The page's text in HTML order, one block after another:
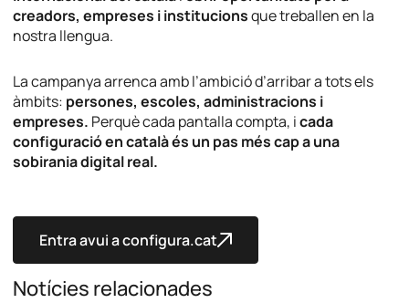
creadors, empreses i institucionsque treballen en la
nostra llengua.
La campanya arrenca amb l’ambició d’arribar a tots els
àmbits: persones, escoles, administracions i
empreses. Perquè cada pantalla compta, icada
configuració en català és un pas més cap a una
sobirania digital real.
Entra avui a configura.cat
Notícies relacionades